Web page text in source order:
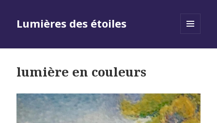
Lumières des étoiles
lumière en couleurs